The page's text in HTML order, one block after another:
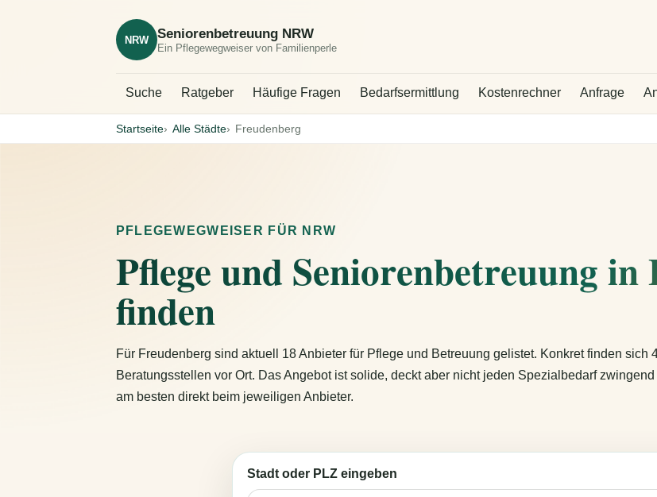
NRW Seniorenbetreuung NRW
Ein Pflegewegweiser von Familienperle
Suche Ratgeber Häufige Fragen Bedarfsermittlung Kostenrechner Anfrage
Startseite Alle Städte Freudenberg
PFLEGEWEGWEISER FÜR NRW
Pflege und Seniorenbetreuung in
finden
Für Freudenberg sind aktuell 18 Anbieter für Pflege und Betreuung gelistet. Konkret finden
Beratungsstellen vor Ort. Das Angebot ist solide, deckt aber nicht jeden Spezialbedarf
am besten direkt beim jeweiligen Anbieter.
Stadt oder PLZ eingeben